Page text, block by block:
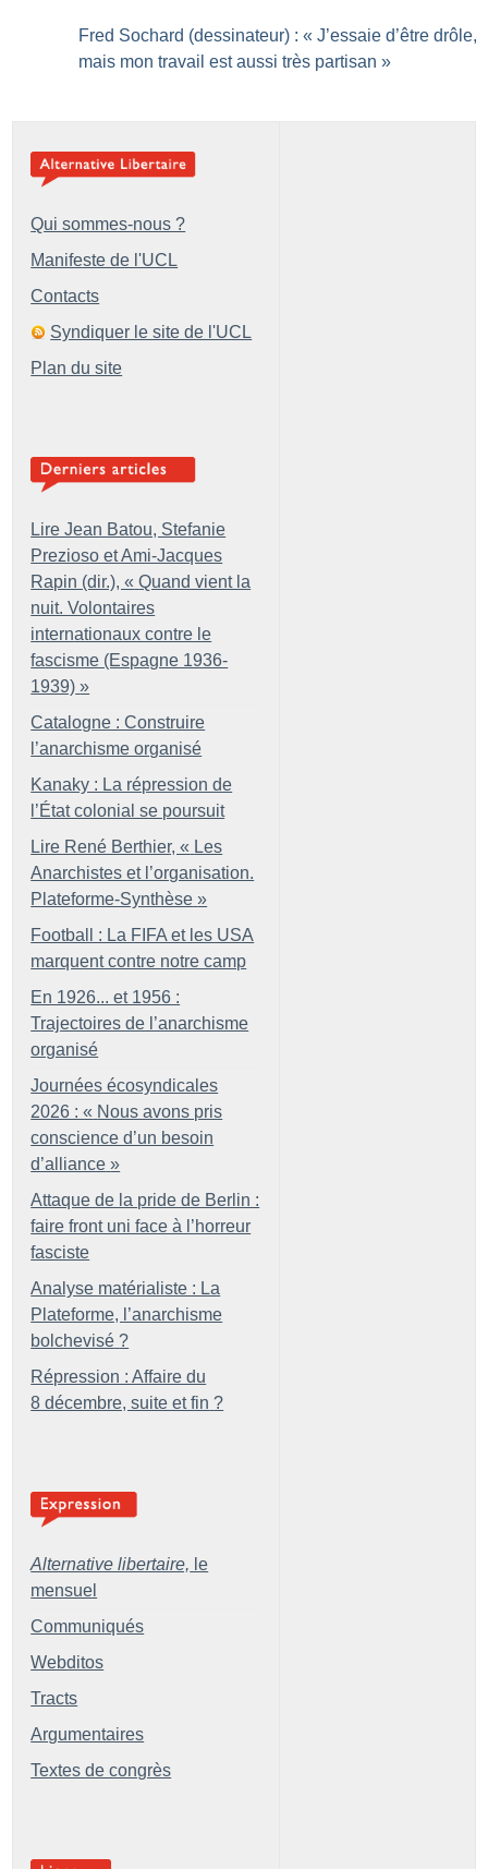
Fred Sochard (dessinateur) : « J’essaie d’être drôle,
mais mon travail est aussi très partisan »
Qui sommes-nous ?
Manifeste de l'UCL
Contacts
Syndiquer le site de l'UCL
Plan du site
Lire Jean Batou, Stefanie
Prezioso et Ami-Jacques
Rapin (dir.), « Quand vient la
nuit. Volontaires
internationaux contre le
fascisme (Espagne 1936-
1939) »
Catalogne : Construire
l’anarchisme organisé
Kanaky : La répression de
l’État colonial se poursuit
Lire René Berthier, « Les
Anarchistes et l’organisation.
Plateforme-Synthèse »
Football : La FIFA et les USA
marquent contre notre camp
En 1926... et 1956 :
Trajectoires de l’anarchisme
organisé
Journées écosyndicales
2026 : « Nous avons pris
conscience d’un besoin
d’alliance »
Attaque de la pride de Berlin :
faire front uni face à l’horreur
fasciste
Analyse matérialiste : La
Plateforme, l’anarchisme
bolchevisé ?
Répression : Affaire du
8 décembre, suite et fin ?
Alternative libertaire, le
mensuel
Communiqués
Webditos
Tracts
Argumentaires
Textes de congrès